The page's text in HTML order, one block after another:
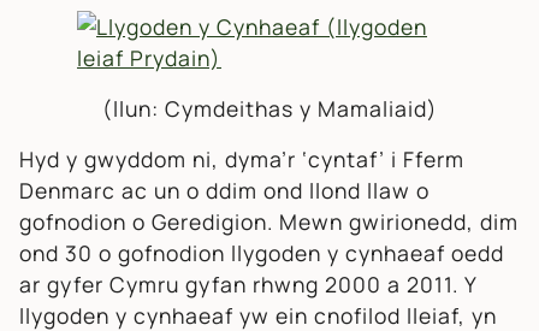
(llun: Cymdeithas y Mamaliaid)
Hyd y gwyddom ni, dyma’r ‘cyntaf’ i Fferm
Denmarc ac un o ddim ond llond llaw o
gofnodion o Geredigion. Mewn gwirionedd, dim
ond 30 o gofnodion llygoden y cynhaeaf oedd
ar gyfer Cymru gyfan rhwng 2000 a 2011. Y
llygoden y cynhaeaf yw ein cnofilod lleiaf, yn